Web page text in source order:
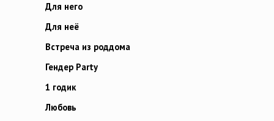
Для него
Для неё
Встреча из роддома
Гендер Party
1 годик
Любовь